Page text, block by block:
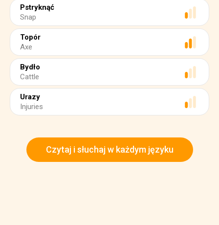
Pstryknąć
Snap
Topór
Axe
Bydło
Cattle
Urazy
Injuries
Czytaj i słuchaj w każdym języku